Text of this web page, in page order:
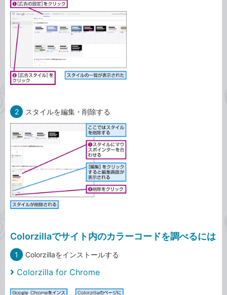
2 スタイルを編集・削除する
Colorzillaでサイト内のカラーコードを調べるには
1 Colorzillaをインストールする
Colorzilla for Chrome